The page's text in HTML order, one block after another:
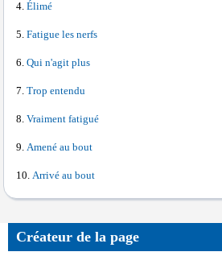
Élimé
Fatigue les nerfs
Qui n'agit plus
Trop entendu
Vraiment fatigué
Amené au bout
Arrivé au bout
Créateur de la page